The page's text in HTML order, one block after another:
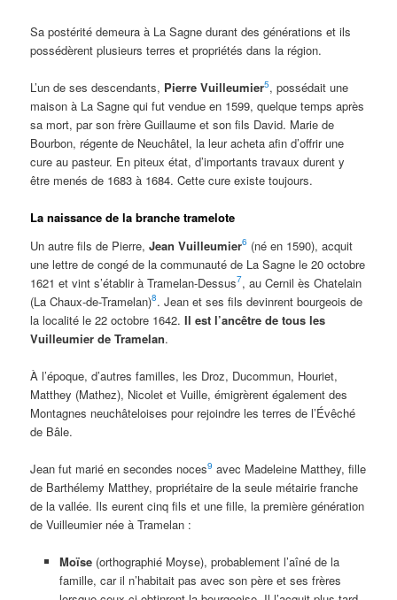
Sa postérité demeura à La Sagne durant des générations et ils
possédèrent plusieurs terres et propriétés dans la région.
L’un de ses descendants, Pierre Vuilleumier5, possédait une
maison à La Sagne qui fut vendue en 1599, quelque temps après
sa mort, par son frère Guillaume et son fils David. Marie de
Bourbon, régente de Neuchâtel, la leur acheta afin d’offrir une
cure au pasteur. En piteux état, d’importants travaux durent y
être menés de 1683 à 1684. Cette cure existe toujours.
La naissance de la branche tramelote
Un autre fils de Pierre,Jean Vuilleumier6 (né en 1590), acquit
une lettre de congé de la communauté de La Sagne le 20 octobre
1621 et vint s’établir à Tramelan-Dessus7, au Cernil ès Chatelain
(La Chaux-de-Tramelan)8. Jean et ses fils devinrent bourgeois de
la localité le 22 octobre 1642.Il est l’ancêtre de tous les
Vuilleumier de Tramelan.
À l’époque, d’autres familles, les Droz, Ducommun, Houriet,
Matthey (Mathez), Nicolet et Vuille, émigrèrent également des
Montagnes neuchâteloises pour rejoindre les terres de l’Évêché
de Bâle.
Jean fut marié en secondes noces9 avec Madeleine Matthey, fille
de Barthélemy Matthey, propriétaire de la seule métairie franche
de la vallée. Ils eurent cinq fils et une fille, la première génération
de Vuilleumier née à Tramelan :
Moïse(orthographié Moyse), probablement l’aîné de la
famille, car il n’habitait pas avec son père et ses frères